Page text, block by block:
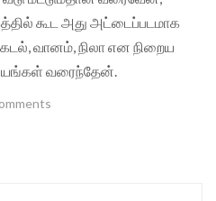
கூட அது அட்டைப்படமாக
வானம், நிலா என நிறைய
வரைந்தேன்.